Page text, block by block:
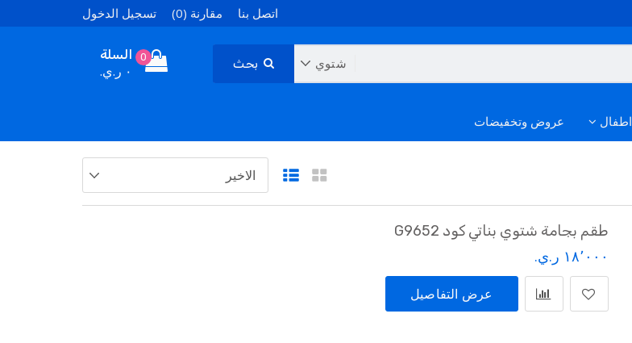
اتصل بنا مقارنة (0) تسجيل الدخول
0 السلة
٠ ر.ي.‏
اطفال عروض وتخفيضات
طقم بجامة شتوي بناتي كود G9652
١٨٬٠٠٠ ر.ي.‏
عرض التفاصيل